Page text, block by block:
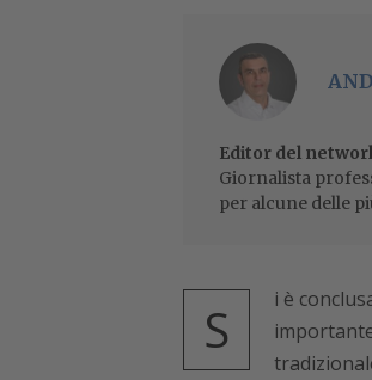
Editor del
Giornalista
per alcune delle
S
i è